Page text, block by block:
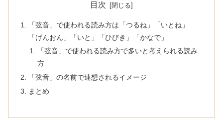
目次
「弦音」で使われる読み方は「つるね」「いとね」
「げんおん」「いと」「ひびき」「かなで」
「弦音」で使われる読み方で多いと考えられる読み
方
「弦音」の名前で連想されるイメージ
まとめ